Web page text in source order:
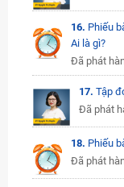
16. Phiếu
Ai là gì?
Đã phát
17. Tập
Đã phát
18. Phiếu
Đã phát